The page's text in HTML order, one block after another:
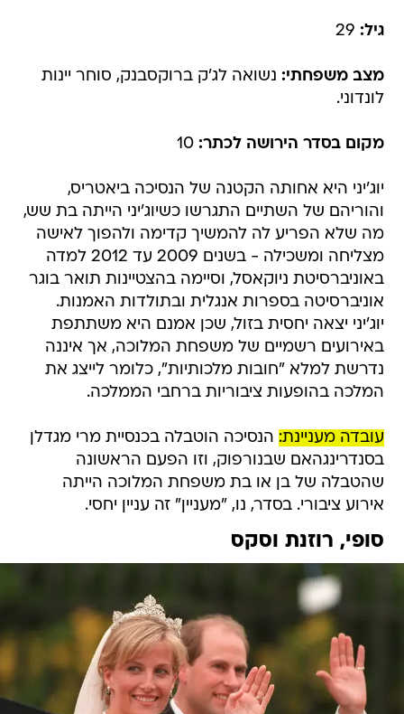
גיל:
מצב משפחתי: נשואה לג'ק ברוקסבנק, סוחר יינות
לונדוני.
מקום בסדר הירושה לכתר: 10
יוג'יני היא אחותה הקטנה של הנסיכה ביאטריס,
והוריהם של השתיים התגרשו כשיוג'יני הייתה בת שש,
מה שלא הפריע לה להמשיך קדימה ולהפוך לאישה
מצליחה ומשכילה - בשנים 2009 עד 2012 למדה
באוניברסיטת ניוקאסל, וסיימה בהצטיינות תואר בוגר
אוניברסיטה בספרות אנגלית ובתולדות האמנות.
יוג'יני יצאה יחסית בזול, שכן אמנם היא משתתפת
באירועים רשמיים של משפחת המלוכה, אך איננה
נדרשת למלא "חובות מלכותיות", כלומר לייצג את
המלכה בהופעות ציבוריות ברחבי הממלכה.
עובדה מעניינת: הנסיכה הוטבלה בכנסיית מרי מגדלן
בסנדרינגהאם שבנורפוק, וזו הפעם הראשונה
שהטבלה של בן או בת משפחת המלוכה הייתה
אירוע ציבורי. בסדר, נו, "מעניין" זה עניין יחסי.
סופי, רוזנת וסקס